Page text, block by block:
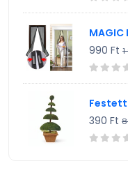
990 Ft
390 Ft